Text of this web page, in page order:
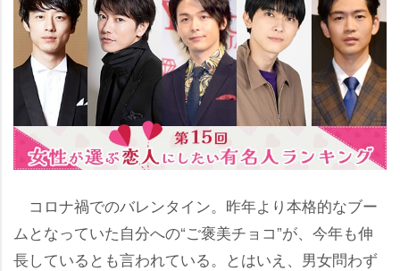
コロナ禍でのバレンタイン。昨年より本格的なブー
ムとなっていた自分への“ご褒美チョコ”が、今年も伸
長しているとも言われている。とはいえ、男女問わず